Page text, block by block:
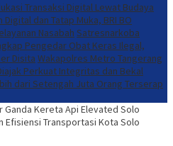
Transaksi Digital Lewat Budaya
dan Tatap Muka, BRI BO
Nasabah Satresnarkoba
Pengedar Obat Keras Ilegal,
Disita Wakapolres Metro Tangerang
Perkuat Integritas dan Bekal
dari Setengah Juta Orang Terserap
Ganda Kereta Api Elevated Solo
Efisiensi Transportasi Kota Solo